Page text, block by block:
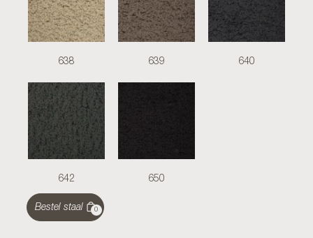
638 639 640
642 650
Bestel staal 0